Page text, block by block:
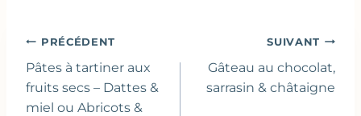
Navigation
de
l’article
PRÉCÉDENT
Pâtes à tartiner aux
fruits secs – Dattes &
miel ou Abricots &
SUIVANT
Gâteau au chocolat,
sarrasin & châtaigne